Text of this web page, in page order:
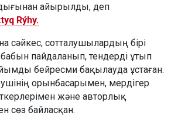
айырылды, деп
Rýhy.
сәйкес, сотталушылардың бірі
бабын пайдаланып, тендерді ұтып
бейресми бақылауда ұстаған.
орынбасарымен, мердігер
және авторлық
сөз байласқан.